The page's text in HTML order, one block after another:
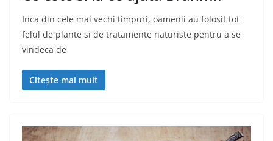
Inca din cele mai vechi timpuri, oamenii au folosit tot
felul de plante si de tratamente naturiste pentru a se
vindeca de
Citește mai mult